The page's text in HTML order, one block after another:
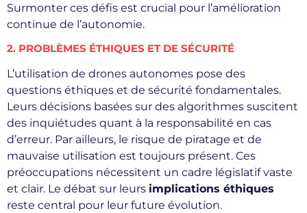
Surmonter ces défis est crucial pour l’amélioration
continue de l’autonomie.
2. PROBLÈMES ÉTHIQUES ET DE SÉCURITÉ
L’utilisation de drones autonomes pose des
questions éthiques et de sécurité fondamentales.
Leurs décisions basées sur des algorithmes suscitent
des inquiétudes quant à la responsabilité en cas
d’erreur. Par ailleurs, le risque de piratage et de
mauvaise utilisation est toujours présent. Ces
préoccupations nécessitent un cadre législatif vaste
et clair. Le débat sur leurs implications éthiques
reste central pour leur future évolution.